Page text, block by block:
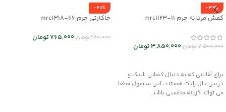
-49%
کفش مردانه چرم mrc1123-11
7,500,000تومان3,850,000تومان
برای آقایانی که به دنبال کفشی شیک و
درعین حال راحت هستند، این محصول قطعا
می تواند گزینه مناسبی باشد.
-20%
جاکارتی چرم mrc1318-66
960,000تومان765,000تومان